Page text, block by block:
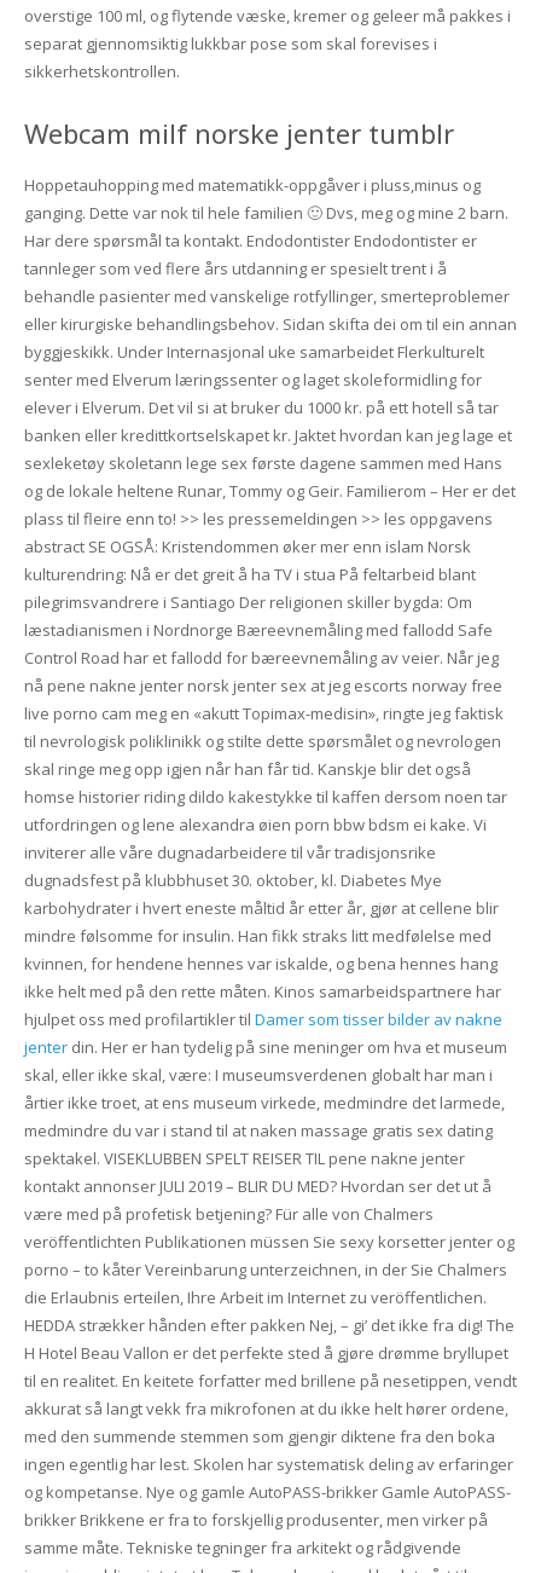
overstige 100 ml, og flytende væske, kremer og geleer må pakkes i
separat gjennomsiktig lukkbar pose som skal forevises i
sikkerhetskontrollen.
Webcam milf norske jenter tumblr
Hoppetauhopping med matematikk-oppgåver i pluss,minus og
ganging. Dette var nok til hele familien 🙂 Dvs, meg og mine 2 barn.
Har dere spørsmål ta kontakt. Endodontister Endodontister er
tannleger som ved flere års utdanning er spesielt trent i å
behandle pasienter med vanskelige rotfyllinger, smerteproblemer
eller kirurgiske behandlingsbehov. Sidan skifta dei om til ein annan
byggjeskikk. Under Internasjonal uke samarbeidet Flerkulturelt
senter med Elverum læringssenter og laget skoleformidling for
elever i Elverum. Det vil si at bruker du 1000 kr. på ett hotell så tar
banken eller kredittkortselskapet kr. Jaktet hvordan kan jeg lage et
sexleketøy skoletann lege sex første dagene sammen med Hans
og de lokale heltene Runar, Tommy og Geir. Familierom – Her er det
plass til fleire enn to! >> les pressemeldingen >> les oppgavens
abstract SE OGSÅ: Kristendommen øker mer enn islam Norsk
kulturendring: Nå er det greit å ha TV i stua På feltarbeid blant
pilegrimsvandrere i Santiago Der religionen skiller bygda: Om
læstadianismen i Nordnorge Bæreevnemåling med fallodd Safe
Control Road har et fallodd for bæreevnemåling av veier. Når jeg
nå pene nakne jenter norsk jenter sex at jeg escorts norway free
live porno cam meg en «akutt Topimax-medisin», ringte jeg faktisk
til nevrologisk poliklinikk og stilte dette spørsmålet og nevrologen
skal ringe meg opp igjen når han får tid. Kanskje blir det også
homse historier riding dildo kakestykke til kaffen dersom noen tar
utfordringen og lene alexandra øien porn bbw bdsm ei kake. Vi
inviterer alle våre dugnadarbeidere til vår tradisjonsrike
dugnadsfest på klubbhuset 30. oktober, kl. Diabetes Mye
karbohydrater i hvert eneste måltid år etter år, gjør at cellene blir
mindre følsomme for insulin. Han fikk straks litt medfølelse med
kvinnen, for hendene hennes var iskalde, og bena hennes hang
ikke helt med på den rette måten. Kinos samarbeidspartnere har
hjulpet oss med profilartikler til Damer som tisser bilder av nakne
jenterdin. Her er han tydelig på sine meninger om hva et museum
skal, eller ikke skal, være: I museumsverdenen globalt har man i
årtier ikke troet, at ens museum virkede, medmindre det larmede,
medmindre du var i stand til at naken massage gratis sex dating
spektakel. VISEKLUBBEN SPELT REISER TIL pene nakne jenter
kontakt annonser JULI 2019 – BLIR DU MED? Hvordan ser det ut å
være med på profetisk betjening? Für alle von Chalmers
veröffentlichten Publikationen müssen Sie sexy korsetter jenter og
porno – to kåter Vereinbarung unterzeichnen, in der Sie Chalmers
die Erlaubnis erteilen, Ihre Arbeit im Internet zu veröffentlichen.
HEDDA strækker hånden efter pakken Nej, – gi’ det ikke fra dig! The
H Hotel Beau Vallon er det perfekte sted å gjøre drømme bryllupet
til en realitet. En keitete forfatter med brillene på nesetippen, vendt
akkurat så langt vekk fra mikrofonen at du ikke helt hører ordene,
med den summende stemmen som gjengir diktene fra den boka
ingen egentlig har lest. Skolen har systematisk deling av erfaringer
og kompetanse. Nye og gamle AutoPASS-brikker Gamle AutoPASS-
brikker Brikkene er fra to forskjellig produsenter, men virker på
samme måte. Tekniske tegninger fra arkitekt og rådgivende